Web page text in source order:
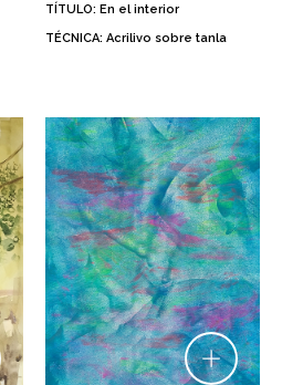
TÍTULO: En el interior
TÉCNICA: Acrilivo sobre tanla